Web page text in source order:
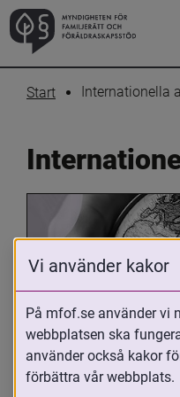
Start Internationella
Oavsett om du är
adoptivförälder
Vi använder kakor
På mfof.se använder vi
webbplatsen ska
använder också kakor
förbättra vår webbplats.